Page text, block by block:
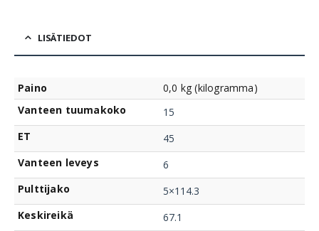
LISÄTIEDOT
Paino
0,0 kg (kilogramma)
Vanteen tuumakoko
15
ET
45
Vanteen leveys
6
Pulttijako
5×114.3
Keskireikä
67.1